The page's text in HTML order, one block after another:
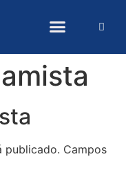
publicado. Campos